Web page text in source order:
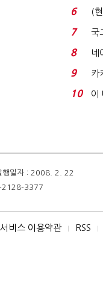
처
6
(
빈
7
국
금
8
네
비
9
카
10
이
행일자 : 2008. 2. 22
2128-3377
서비스 이용약관 I RSS I